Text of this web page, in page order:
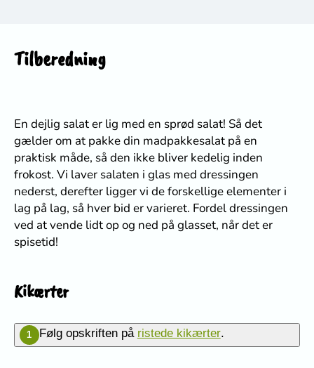
Tilberedning
En dejlig salat er lig med en sprød salat! Så det
gælder om at pakke din madpakkesalat på en
praktisk måde, så den ikke bliver kedelig inden
frokost. Vi laver salaten i glas med dressingen
nederst, derefter ligger vi de forskellige elementer i
lag på lag, så hver bid er varieret. Fordel dressingen
ved at vende lidt op og ned på glasset, når det er
spisetid!
Kikærter
1 Følg opskriften på ristede kikærter.